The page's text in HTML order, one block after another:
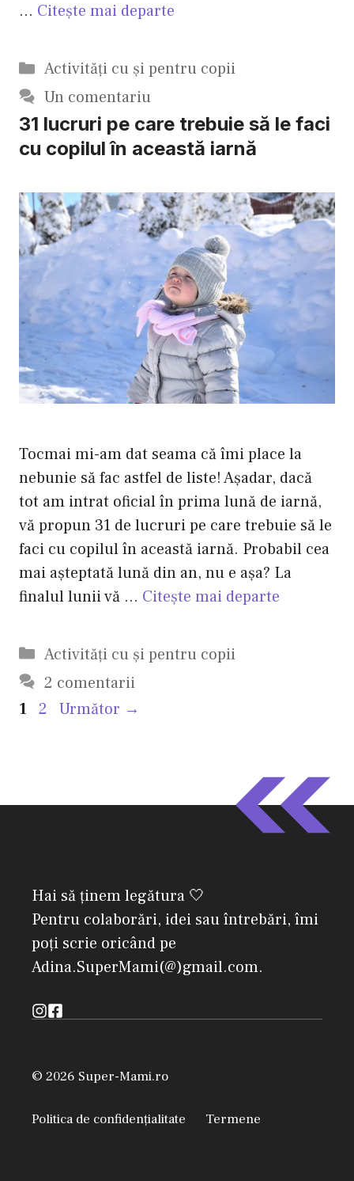
… Citește mai departe
Categorii
Activităţi cu şi pentru copii
Un comentariu
31 lucruri pe care trebuie să le faci
cu copilul în această iarnă
Tocmai mi-am dat seama că îmi place la
nebunie să fac astfel de liste! Aşadar, dacă
tot am intrat oficial în prima lună de iarnă,
vă propun 31 de lucruri pe care trebuie să le
faci cu copilul în această iarnă. Probabil cea
mai aşteptată lună din an, nu e aşa? La
finalul lunii vă … Citește mai departe
Categorii
Activităţi cu şi pentru copii
2 comentarii
Pagina
1 Pagina
2 Următor →
Hai să ținem legătura 🤍
Pentru colaborări, idei sau întrebări, îmi
poți scrie oricând pe
Adina.SuperMami(@)gmail.com.
© 2026 Super-Mami.ro
Politica de confidențialitate Termene